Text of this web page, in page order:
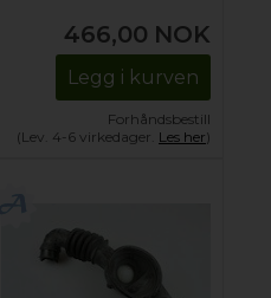
466,00 NOK
Legg i kurven
Forhåndsbestill
(Lev. 4-6 virkedager. Les her)